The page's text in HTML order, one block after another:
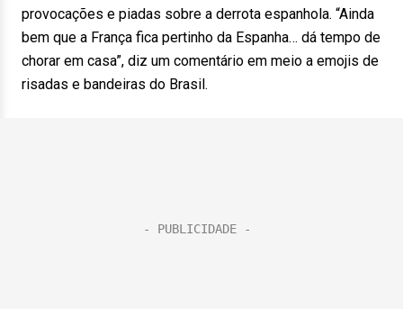
provocações e piadas sobre a derrota espanhola. “Ainda
bem que a França fica pertinho da Espanha… dá tempo de
chorar em casa”, diz um comentário em meio a emojis de
risadas e bandeiras do Brasil.